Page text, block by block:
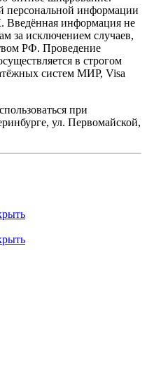
персональной информации
информация не
за исключением случаев,
РФ. Проведение
в строгом
систем МИР, Visa
при
ул. Первомайской,